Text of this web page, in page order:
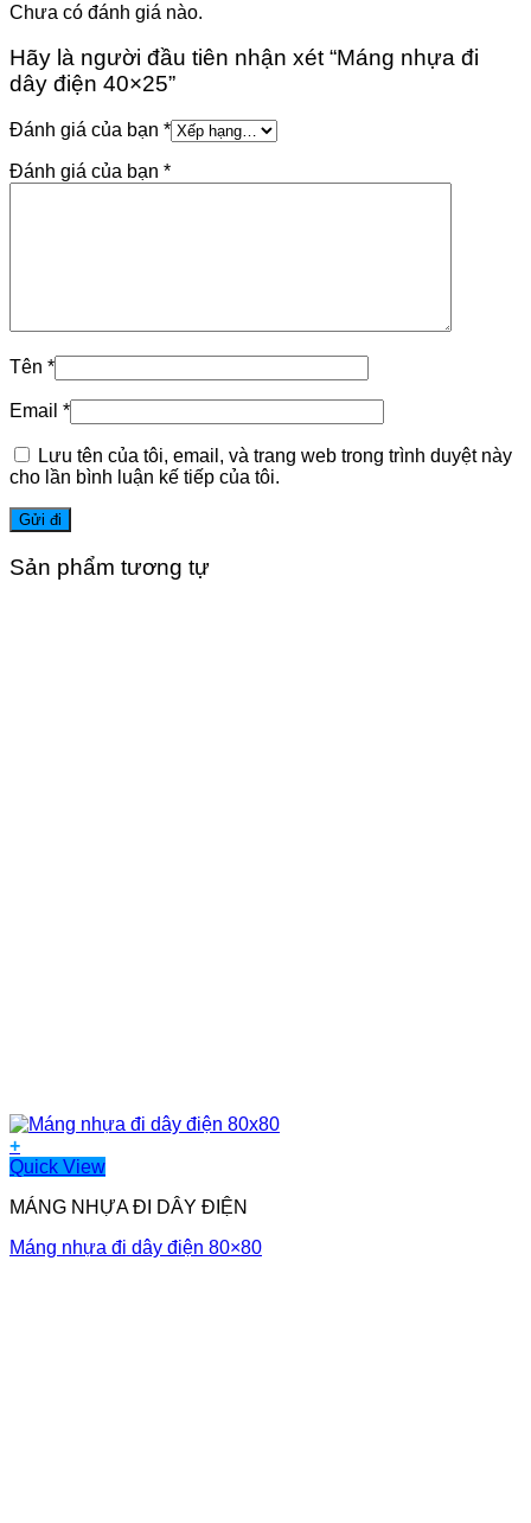
Chưa có đánh giá nào.
Hãy là người đầu tiên nhận xét “Máng nhựa đi
dây điện 40×25”
Đánh giá của bạn *
Đánh giá của bạn *
Tên *
Email *
Lưu tên của tôi, email, và trang web trong trình duyệt này
cho lần bình luận kế tiếp của tôi.
Sản phẩm tương tự
+
Quick View
MÁNG NHỰA ĐI DÂY ĐIỆN
Máng nhựa đi dây điện 80×80